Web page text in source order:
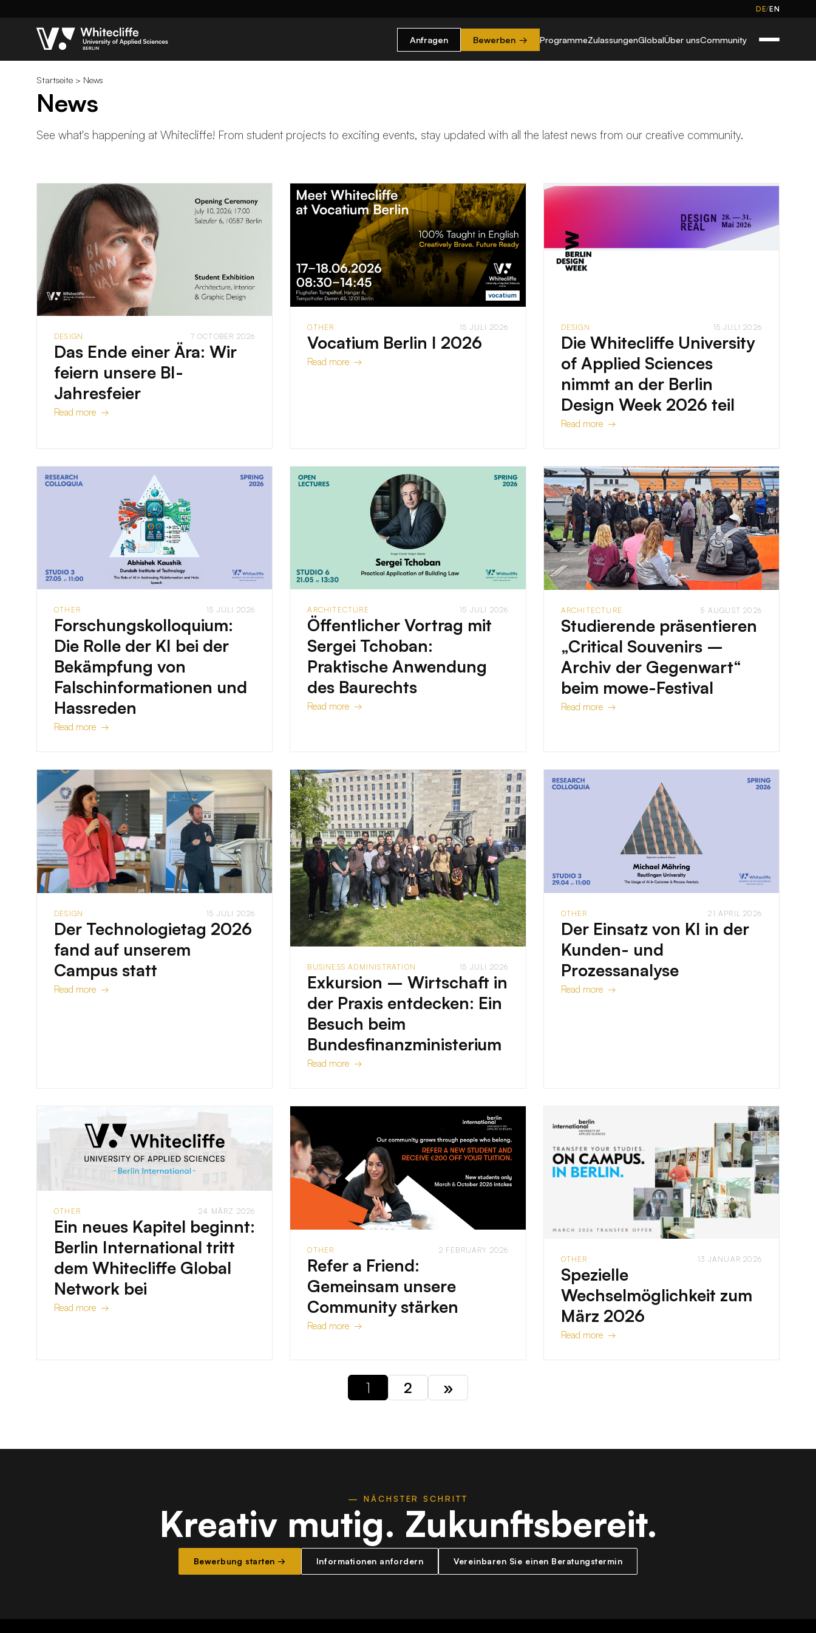
DE/EN
Anfragen Bewerben → ProgrammeZulassungenGlobalÜber unsCommunity
Startseite > News
News
See what's happening at Whitecliffe! From student projects to exciting events, stay updated with all the latest news from our creative community.
DESIGN 7 OCTOBER 2026
Das Ende einer Ära: Wir
feiern unsere BI-
Jahresfeier
Read more →
OTHER 15 JULI 2026
Vocatium Berlin I 2026
Read more →
DESIGN 15 JULI 2026
Die Whitecliffe University
of Applied Sciences
nimmt an der Berlin
Design Week 2026 teil
Read more →
OTHER 15 JULI 2026
Forschungskolloquium:
Die Rolle der KI bei der
Bekämpfung von
Falschinformationen und
Hassreden
Read more →
ARCHITECTURE 15 JULI 2026
Öffentlicher Vortrag mit
Sergei Tchoban:
Praktische Anwendung
des Baurechts
Read more →
ARCHITECTURE 5 AUGUST 2026
Studierende präsentieren
„Critical Souvenirs –
Archiv der Gegenwart“
beim mowe-Festival
Read more →
DESIGN 15 JULI 2026
Der Technologietag 2026
fand auf unserem
Campus statt
Read more →
BUSINESS ADMINISTRATION 15 JULI 2026
Exkursion – Wirtschaft in
der Praxis entdecken: Ein
Besuch beim
Bundesfinanzministerium
Read more →
OTHER 21 APRIL 2026
Der Einsatz von KI in der
Kunden- und
Prozessanalyse
Read more →
OTHER 24 MÄRZ 2026
Ein neues Kapitel beginnt:
Berlin International tritt
dem Whitecliffe Global
Network bei
Read more →
OTHER 2 FEBRUARY 2026
Refer a Friend:
Gemeinsam unsere
Community stärken
Read more →
OTHER 13 JANUAR 2026
Spezielle
Wechselmöglichkeit zum
März 2026
Read more →
1 2 »
— NÄCHSTER SCHRITT
Kreativ mutig. Zukunftsbereit.
Bewerbung starten → Informationen anfordern Vereinbaren Sie einen Beratungstermin